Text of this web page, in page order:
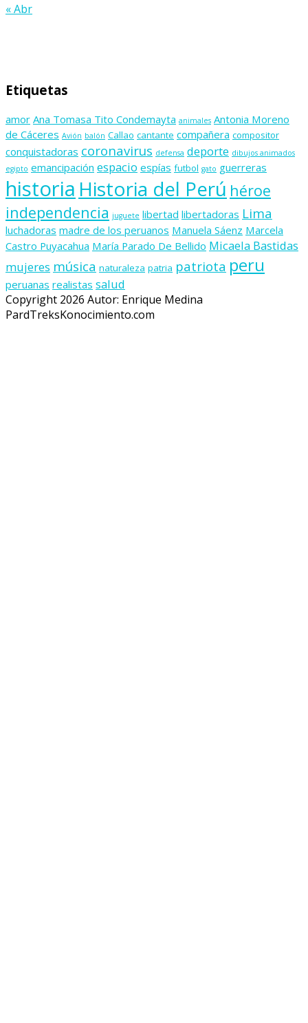
« Abr
Etiquetas
amor Ana Tomasa Tito Condemayta animales Antonia Moreno
de Cáceres Avión balón Callao cantante compañera compositor
conquistadoras coronavirus defensa deporte dibujos animados
egipto emancipación espacio espías futbol gato guerreras
historia Historia del Perú héroe
independencia juguete libertad libertadoras Lima
luchadoras madre de los peruanos Manuela Sáenz Marcela
Castro Puyacahua María Parado De Bellido Micaela Bastidas
mujeres música naturaleza patria patriota peru
peruanas realistas salud
Copyright 2026 Autor: Enrique Medina
PardTreksKonocimiento.com